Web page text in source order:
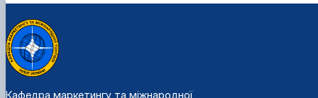
Кафедра маркетингу та міжнародної